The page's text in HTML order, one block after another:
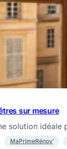
sur mesure
solution
MaPrimeRénov’